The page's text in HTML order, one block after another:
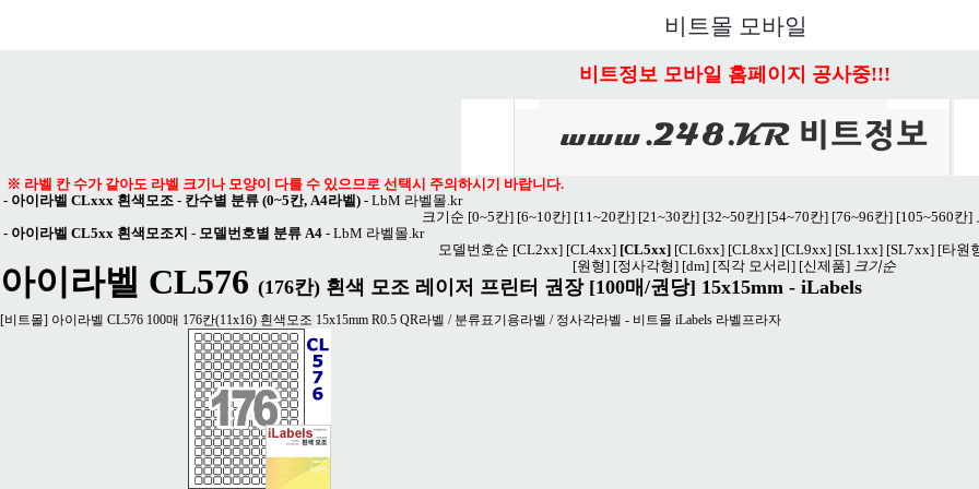
비트몰 모바일
비트정보 모바일 홈페이지 공사중!!!
※ 라벨 칸 수가 같아도 라벨 크기나 모양이 다를 수 있으므로 선택시 주의하시기 바랍니다.
- 아이라벨 CLxxx 흰색모조 - 칸수별 분류 (0~5칸, A4라벨) - LbM 라벨몰.kr
크기순 [0~5칸] [6~10칸] [11~20칸] [21~30칸] [32~50칸] [54~70칸] [76~96칸] [105~560칸]
- 아이라벨 CL5xx 흰색모조지 - 모델번호별 분류 A4 - LbM 라벨몰.kr
모델번호순 [CL2xx] [CL4xx] [CL5xx] [CL6xx] [CL8xx] [CL9xx] [SL1xx] [SL7xx] [타원
[원형] [정사각형] [dm] [직각 모서리] [신제품] 크기순
아이라벨 CL576 (176칸) 흰색 모조 레이저 프린터 권장 [100매/권당] 15x15mm - iLabels
[비트몰] 아이라벨 CL576 100매 176칸(11x16) 흰색모조 15x15mm R0.5 QR라벨 / 분류표기용라벨 / 정사각라벨 - 비트몰 iLabels 라벨프라자